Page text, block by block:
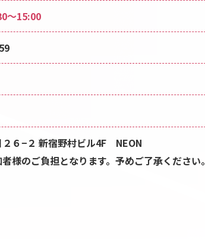
～15:00
６−２ 新宿野村ビル4F NEON
様のご負担となります。予めご了承ください。